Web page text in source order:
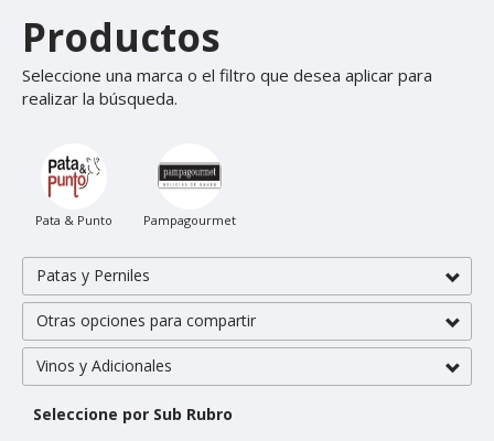
Productos
Seleccione una marca o el filtro que desea aplicar para
realizar la búsqueda.
Pata & Punto Pampagourmet
Patas y Perniles
Otras opciones para compartir
Vinos y Adicionales
Seleccione por Sub Rubro